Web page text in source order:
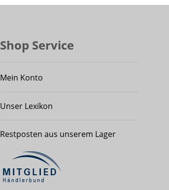
Shop Service
Mein Konto
Unser Lexikon
Restposten aus unserem Lager